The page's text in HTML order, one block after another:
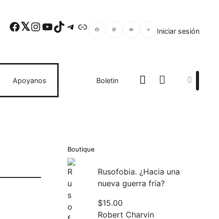
Facebook Twitter Instagram YouTube TikTok Telegram Enlace Iniciar sesión
Apoyanos Boletin
Boutique
Rusofobia. ¿Hacia una
nueva guerra fría?
$15.00
Robert Charvin